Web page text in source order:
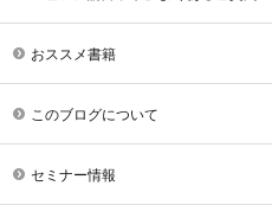
おススメ書籍
このブログについて
セミナー情報